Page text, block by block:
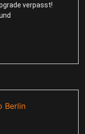
verpasst!